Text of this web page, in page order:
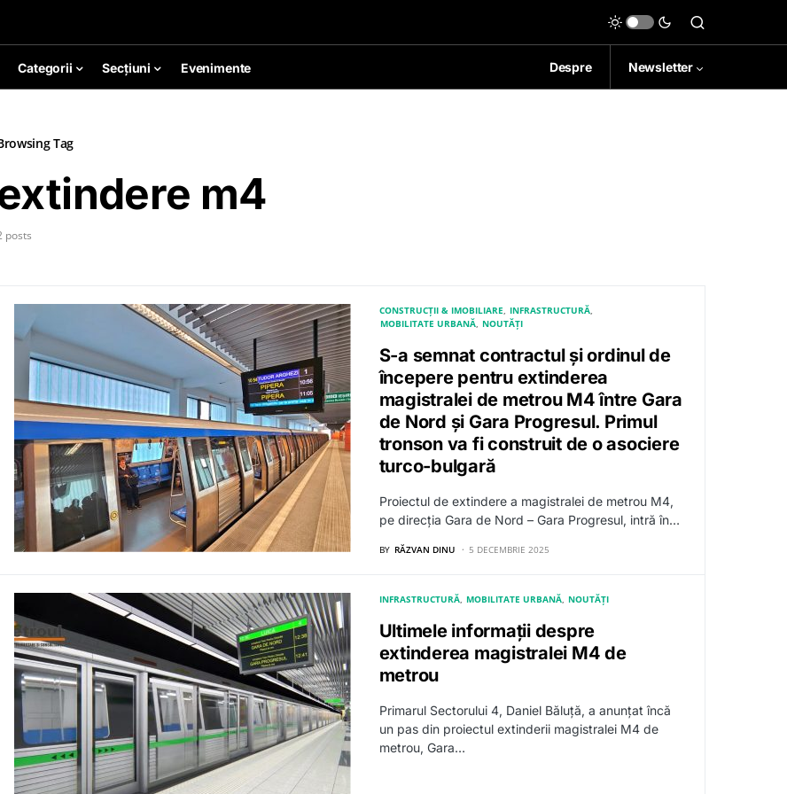
Categorii Secțiuni Evenimente Despre Newsletter
Tag
m4
posts
CONSTRUCȚII & IMOBILIARE INFRASTRUCTURĂ
MOBILITATE URBANĂ NOUTĂȚI
S-a semnat contractul și ordinul de
începere pentru extinderea
magistralei de metrou M4 între Gara
de Nord și Gara Progresul. Primul
tronson va fi construit de o asociere
turco-bulgară
Proiectul de extindere a magistralei de metrou M4,
pe direcția Gara de Nord – Gara Progresul, intră în…
BY RĂZVAN DINU 5 DECEMBRIE 2025
INFRASTRUCTURĂ MOBILITATE URBANĂ NOUTĂȚI
Ultimele informații despre
extinderea magistralei M4 de
metrou
Primarul Sectorului 4, Daniel Băluță, a anunțat încă
un pas din proiectul extinderii magistralei M4 de
metrou, Gara…